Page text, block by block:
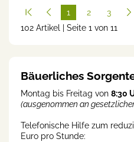
1
(cur
2
3
102 Artikel | Seite 1 von 11
Bäuerliches
Montag bis Freitag von 8:30
(ausgenommen an
Telefonische Hilfe zum
Euro pro Stunde: